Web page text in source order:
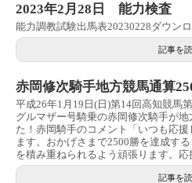
2023年2月28日 能力検査
能力調教試験出馬表20230228ダウン
記事を
赤岡修次騎手地方競馬通算
平成26年1月19日(日)第14回高知競馬
グルマザー号騎乗の赤岡修次騎手が
た！赤岡騎手のコメント「いつも応
ます。おかげさまで2500勝を達成す
を積み重ねられるよう頑張ります。
記事を